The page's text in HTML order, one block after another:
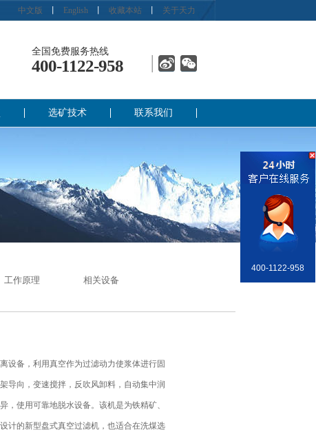
中文版 English 收藏本站 关于天力
全国免费服务热线
400-1122-958
选矿技术 联系我们
工作原理 相关设备
设备，利用真空作为过滤动力使浆体进行固
导向，变速搅拌，反吹风卸料，自动集中润
，使用可靠地脱水设备。该机是为铁精矿、
计的新型盘式真空过滤机，也适合在洗煤选
销售部
400-1122-958